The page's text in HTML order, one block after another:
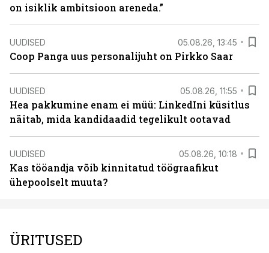
on isiklik ambitsioon areneda.”
UUDISED 05.08.26, 13:45
Coop Panga uus personalijuht on Pirkko Saar
UUDISED 05.08.26, 11:55
Hea pakkumine enam ei müü: LinkedIni küsitlus
näitab, mida kandidaadid tegelikult ootavad
UUDISED 05.08.26, 10:18
Kas tööandja võib kinnitatud töögraafikut
ühepoolselt muuta?
ÜRITUSED